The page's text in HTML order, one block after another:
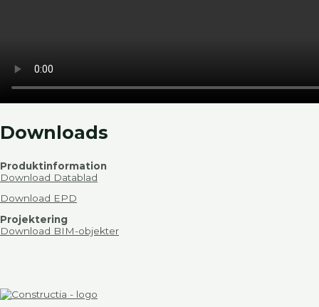
Downloads
Produktinformation
Download Datablad
Download EPD
Projektering
Download BIM-objekter